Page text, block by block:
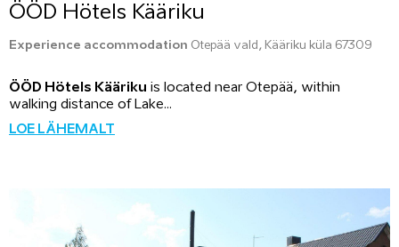
ÖÖD Hötels Kääriku
Experience accommodation Otepää vald, Kääriku küla 67309
ÖÖD Hötels Kääriku is located near Otepää, within
walking distance of Lake...
LOE LÄHEMALT